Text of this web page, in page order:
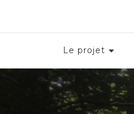
Le projet